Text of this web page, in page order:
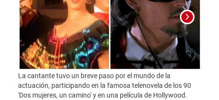
La cantante tuvo un breve paso por el mundo de la
actuación, participando en la famosa telenovela de los 90
'Dos mujeres, un camino' y en una película de Hollywood.